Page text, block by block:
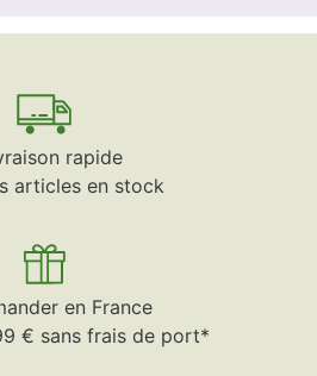
rapide
articles en stock
en France
€ sans frais de port*